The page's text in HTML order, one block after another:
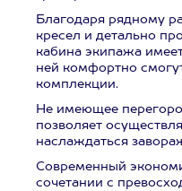
Благодаря рядному
кресел и детально
кабина экипажа
ней комфортно
комплекции.
Не имеющее
позволяет
наслаждаться
Современный
сочетании с